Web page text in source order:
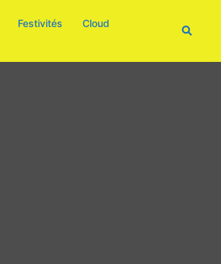
Festivités
Cloud